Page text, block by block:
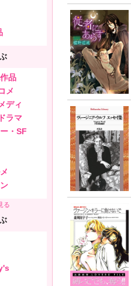
品
メ
ディ
ラマ
・SF
る